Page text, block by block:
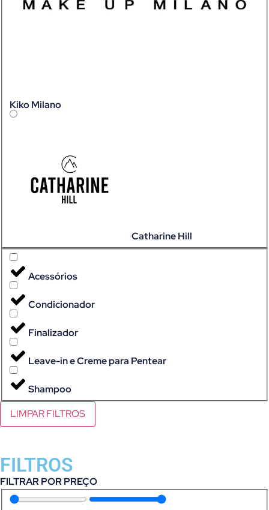
Kiko Milano
Catharine Hill
Acessórios
Condicionador
Finalizador
Leave-in e Creme para Pentear
Shampoo
LIMPAR FILTROS
FILTROS
FILTRAR POR PREÇO